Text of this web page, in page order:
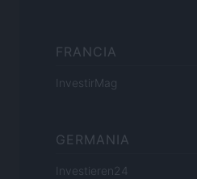
FRANCIA
InvestirMag
GERMANIA
Investieren24